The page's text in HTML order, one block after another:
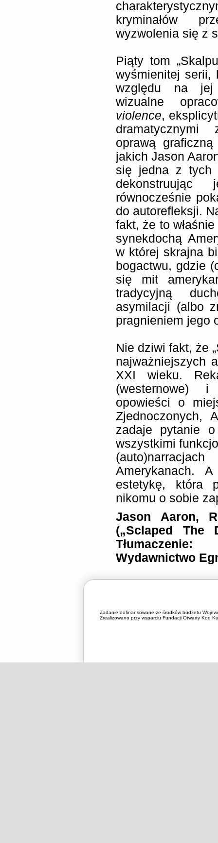
kryminałów
wyzwolenia się z
Piąty tom
wyśmienitej serii,
względu na jej
wizualne
violence,
dramatycznymi
oprawą
jakich Jason
się jedna z tych
równocześnie
do autorefleksji.
fakt, że to
synekdochą
w której skrajna
bogactwu, gdzie
się mit
tradycyjną
asymilacji (albo
pragnieniem jego
Nie dziwi fakt, że
najważniejszych
XXI wieku.
(westernowe)
opowieści o
Zjednoczonych,
zadaje pytanie
wszystkimi
Amerykanach.
estetykę, która
nikomu o sobie
Jason Aaron,
(„Sclaped The
Wydawnictwo
Zadanie dofinansowane ze środków budżetu
Zrealizowano przy wsparciu Fundacji Otwarty Kod